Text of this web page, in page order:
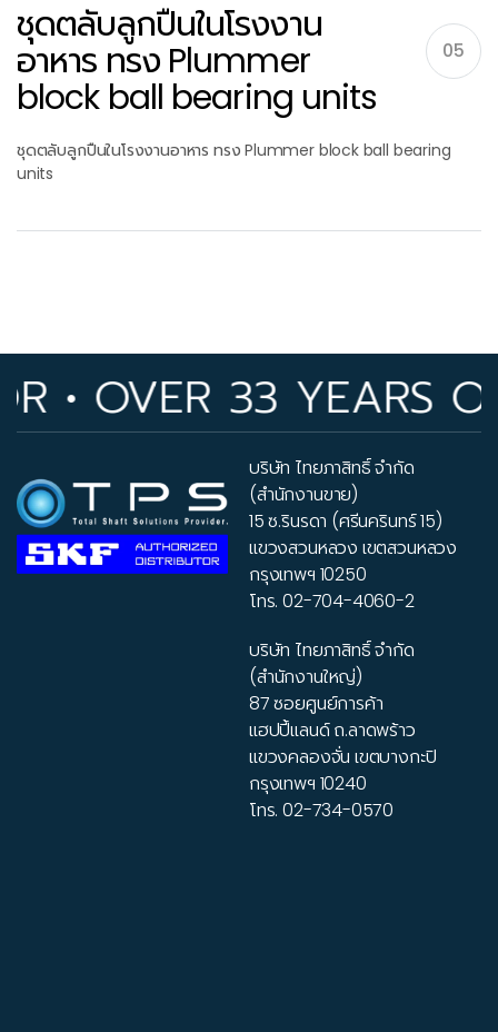
ชุดตลับลูกปืนในโรงงาน
อาหาร ทรง Plummer
block ball bearing units
05
ชุดตลับลูกปืนในโรงงานอาหาร ทรง Plummer block ball bearing
units
33 YEARS OF
บริษัท ไทยภาสิทธิ์ จำกัด
(สำนักงานขาย)
15 ซ.รินรดา (ศรีนครินทร์ 15)
แขวงสวนหลวง เขตสวนหลวง
กรุงเทพฯ 10250
โทร.02-704-4060-2
บริษัท ไทยภาสิทธิ์ จำกัด
(สำนักงานใหญ่)
87 ซอยศูนย์การค้า
แฮปปี้แลนด์ ถ.ลาดพร้าว
แขวงคลองจั่น เขตบางกะปิ
กรุงเทพฯ 10240
โทร.02-734-0570